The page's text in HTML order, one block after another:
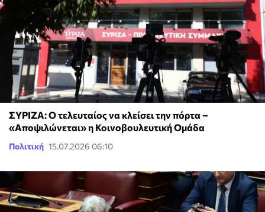
ΣΥΡΙΖΑ: Ο τελευταίος να κλείσει την πόρτα –
«Αποψιλώνεται» η Κοινοβουλευτική Ομάδα
Πολιτική 15.07.2026 06:10